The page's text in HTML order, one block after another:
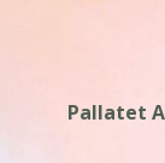
Pallatet